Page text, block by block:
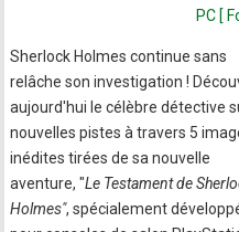
PC [
Sherlock Holmes continue sans
relâche son investigation !
aujourd'hui le célèbre détective
nouvelles pistes à travers 5
inédites tirées de sa nouvelle
aventure, "Le Testament de
Holmes", spécialement